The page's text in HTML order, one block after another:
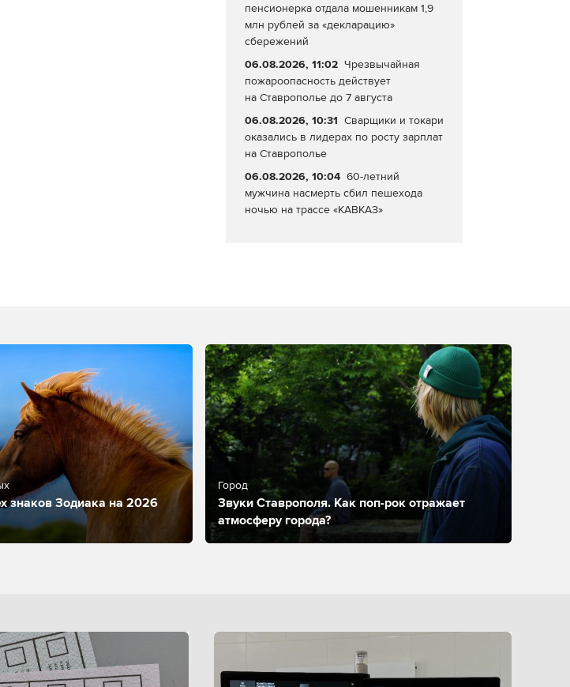
пенсионерка отдала мошенникам 1,9
млн рублей за «декларацию»
сбережений
06.08.2026, 11:02 Чрезвычайная
пожароопасность действует
на Ставрополье до 7 августа
06.08.2026, 10:31 Сварщики и токари
оказались в лидерах по росту зарплат
на Ставрополье
06.08.2026, 10:04 60-летний
мужчина насмерть сбил пешехода
ночью на трассе «КАВКАЗ»
знаков Зодиака на 2026
Город
Звуки Ставрополя. Как поп-рок отражает
атмосферу города?